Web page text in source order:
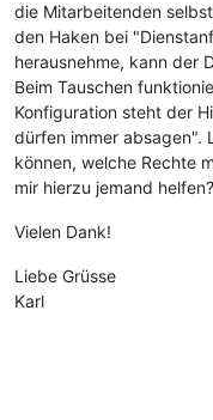
die Mitarbeitenden
den Haken bei
herausnehme, kann der
Beim Tauschen
Konfiguration steht der
dürfen immer absagen".
können, welche Rechte
mir hierzu jemand helfen?
Vielen Dank!
Liebe Grüsse
Karl